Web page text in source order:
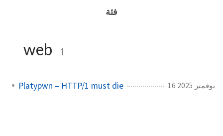
فئة
web 1
Platypwn – HTTP/1 must die 16 نوفمبر 2025